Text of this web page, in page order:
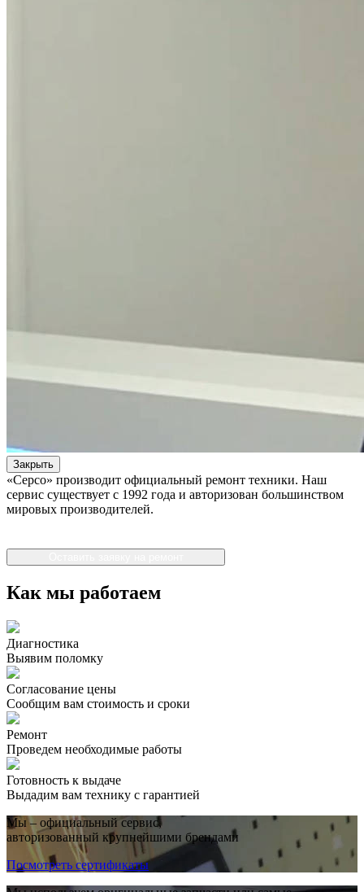
Закрыть
«Серсо» производит официальный ремонт техники. Наш
сервис существует с 1992 года и авторизован большинством
мировых производителей.
Как мы работаем
Диагностика
Выявим поломку
Согласование цены
Сообщим вам стоимость и сроки
Ремонт
Проведем необходимые работы
Готовность к выдаче
Выдадим вам технику с гарантией
Мы – официальный сервис,
авторизованный крупнейшими брендами
Посмотреть сертификаты